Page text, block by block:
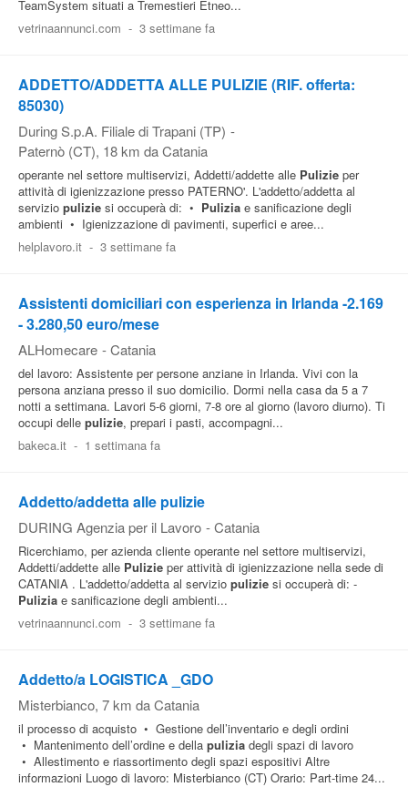
TeamSystem situati a Tremestieri Etneo...
vetrinaannunci.com - 3 settimane fa
ADDETTO/ADDETTA ALLE PULIZIE (RIF. offerta:
85030)
During S.p.A. Filiale di Trapani (TP) -
Paternò (CT), 18 km da Catania
operante nel settore multiservizi, Addetti/addette alle Pulizie per
attività di igienizzazione presso PATERNO'. L'addetto/addetta al
servizio pulizie si occuperà di: • Pulizia e sanificazione degli
ambienti • Igienizzazione di pavimenti, superfici e aree...
helplavoro.it - 3 settimane fa
Assistenti domiciliari con esperienza in Irlanda -2.169
- 3.280,50 euro/mese
ALHomecare - Catania
del lavoro: Assistente per persone anziane in Irlanda. Vivi con la
persona anziana presso il suo domicilio. Dormi nella casa da 5 a 7
notti a settimana. Lavori 5-6 giorni, 7-8 ore al giorno (lavoro diurno). Ti
occupi delle pulizie, prepari i pasti, accompagni...
bakeca.it - 1 settimana fa
Addetto/addetta alle pulizie
DURING Agenzia per il Lavoro - Catania
Ricerchiamo, per azienda cliente operante nel settore multiservizi,
Addetti/addette alle Pulizie per attività di igienizzazione nella sede di
CATANIA . L'addetto/addetta al servizio pulizie si occuperà di: -
Pulizia e sanificazione degli ambienti...
vetrinaannunci.com - 3 settimane fa
Addetto/a LOGISTICA _GDO
Misterbianco, 7 km da Catania
il processo di acquisto • Gestione dell’inventario e degli ordini
• Mantenimento dell’ordine e della pulizia degli spazi di lavoro
• Allestimento e riassortimento degli spazi espositivi Altre
informazioni Luogo di lavoro: Misterbianco (CT) Orario: Part-time 24...